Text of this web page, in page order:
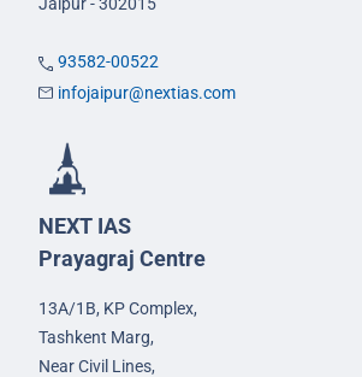
93582-00522
infojaipur@nextias.com
NEXT IAS
Prayagraj Centre
13A/1B, KP Complex,
Tashkent Marg,
Near Civil Lines,